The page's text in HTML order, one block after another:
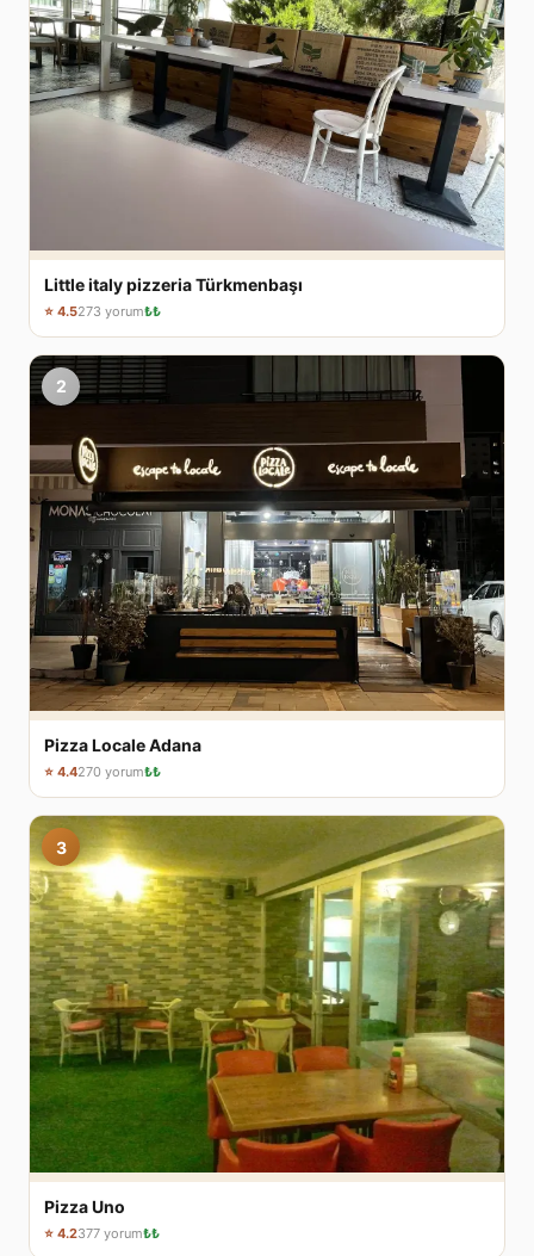
Little italy pizzeria Türkmenbaşı
⭐ 4.5273 yorum₺₺
2
Pizza Locale Adana
⭐ 4.4270 yorum₺₺
3
Pizza Uno
⭐ 4.2377 yorum₺₺